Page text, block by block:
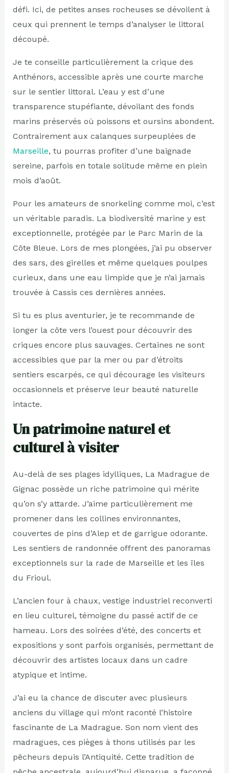
défi. Ici, de petites anses rocheuses se dévoilent à
ceux qui prennent le temps d’analyser le littoral
découpé.
Je te conseille particulièrement la crique des
Anthénors, accessible après une courte marche
sur le sentier littoral. L’eau y est d’une
transparence stupéfiante, dévoilant des fonds
marins préservés où poissons et oursins abondent.
Contrairement aux calanques surpeuplées de
Marseille, tu pourras profiter d’une baignade
sereine, parfois en totale solitude même en plein
mois d’août.
Pour les amateurs de snorkeling comme moi, c’est
un véritable paradis. La biodiversité marine y est
exceptionnelle, protégée par le Parc Marin de la
Côte Bleue. Lors de mes plongées, j’ai pu observer
des sars, des girelles et même quelques poulpes
curieux, dans une eau limpide que je n’ai jamais
trouvée à Cassis ces dernières années.
Si tu es plus aventurier, je te recommande de
longer la côte vers l’ouest pour découvrir des
criques encore plus sauvages. Certaines ne sont
accessibles que par la mer ou par d’étroits
sentiers escarpés, ce qui décourage les visiteurs
occasionnels et préserve leur beauté naturelle
intacte.
Un patrimoine naturel et
culturel à visiter
Au-delà de ses plages idylliques, La Madrague de
Gignac possède un riche patrimoine qui mérite
qu’on s’y attarde. J’aime particulièrement me
promener dans les collines environnantes,
couvertes de pins d’Alep et de garrigue odorante.
Les sentiers de randonnée offrent des panoramas
exceptionnels sur la rade de Marseille et les îles
du Frioul.
L’ancien four à chaux, vestige industriel reconverti
en lieu culturel, témoigne du passé actif de ce
hameau. Lors des soirées d’été, des concerts et
expositions y sont parfois organisés, permettant de
découvrir des artistes locaux dans un cadre
atypique et intime.
J’ai eu la chance de discuter avec plusieurs
anciens du village qui m’ont raconté l’histoire
fascinante de La Madrague. Son nom vient des
madragues, ces pièges à thons utilisés par les
pêcheurs depuis l’Antiquité. Cette tradition de